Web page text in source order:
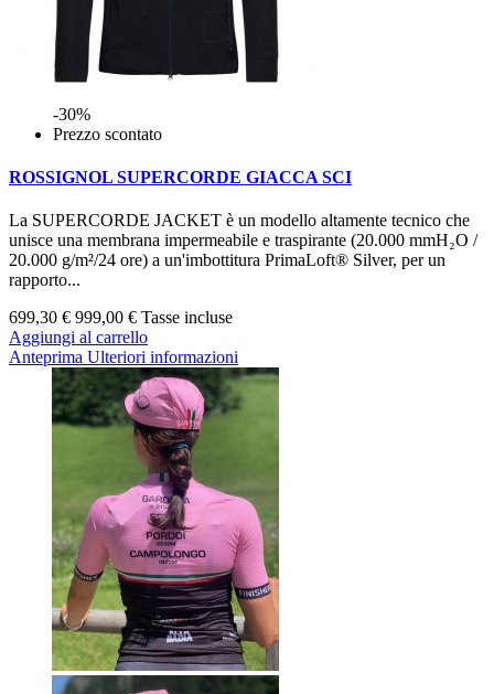
-30%
Prezzo scontato
ROSSIGNOL SUPERCORDE GIACCA SCI
La SUPERCORDE JACKET è un modello altamente tecnico che
unisce una membrana impermeabile e traspirante (20.000 mmH₂O /
20.000 g/m²/24 ore) a un'imbottitura PrimaLoft® Silver, per un
rapporto...
699,30 € 999,00 € Tasse incluse
Aggiungi al carrello
Anteprima Ulteriori informazioni